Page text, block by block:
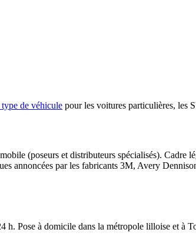
de véhicule pour les voitures particulières, les
(poseurs et distributeurs spécialisés). Cadre
annoncées par les fabricants 3M, Avery
h. Pose à domicile dans la métropole lilloise et à